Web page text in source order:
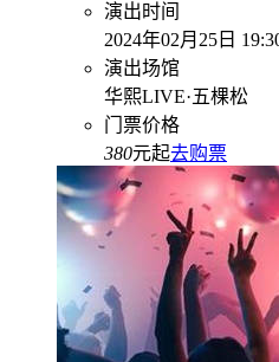
演出时间
2024年02月25日
演出场馆
华熙LIVE·五棵松
门票价格
380元起去购票